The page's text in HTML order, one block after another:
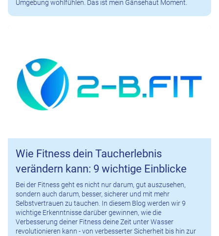
Umgebung wohlfühlen. Das ist mein Gänsehaut Moment.
Wie Fitness dein Taucherlebnis
verändern kann: 9 wichtige Einblicke
Bei der Fitness geht es nicht nur darum, gut auszusehen,
sondern auch darum, besser, sicherer und mit mehr
Selbstvertrauen zu tauchen. In diesem Blog werden wir 9
wichtige Erkenntnisse darüber gewinnen, wie die
Verbesserung deiner Fitness deine Zeit unter Wasser
revolutionieren kann - von verbesserter Sicherheit bis hin zur